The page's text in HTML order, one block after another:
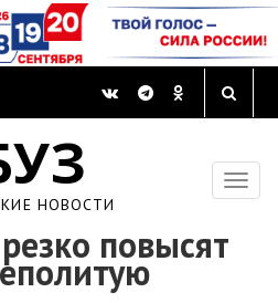
НОВОСТИ
повысят